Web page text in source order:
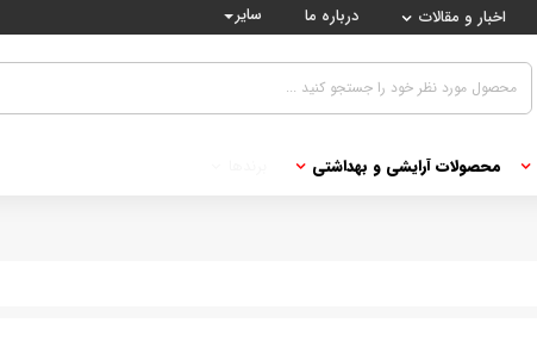
اخبار و مقالات درباره ما سایر
محصولات آرایشی و بهداشتی